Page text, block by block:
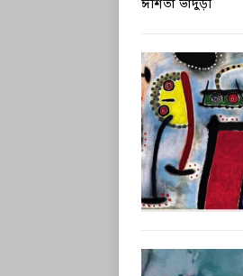
ঈশিতা ভাদুড়ী